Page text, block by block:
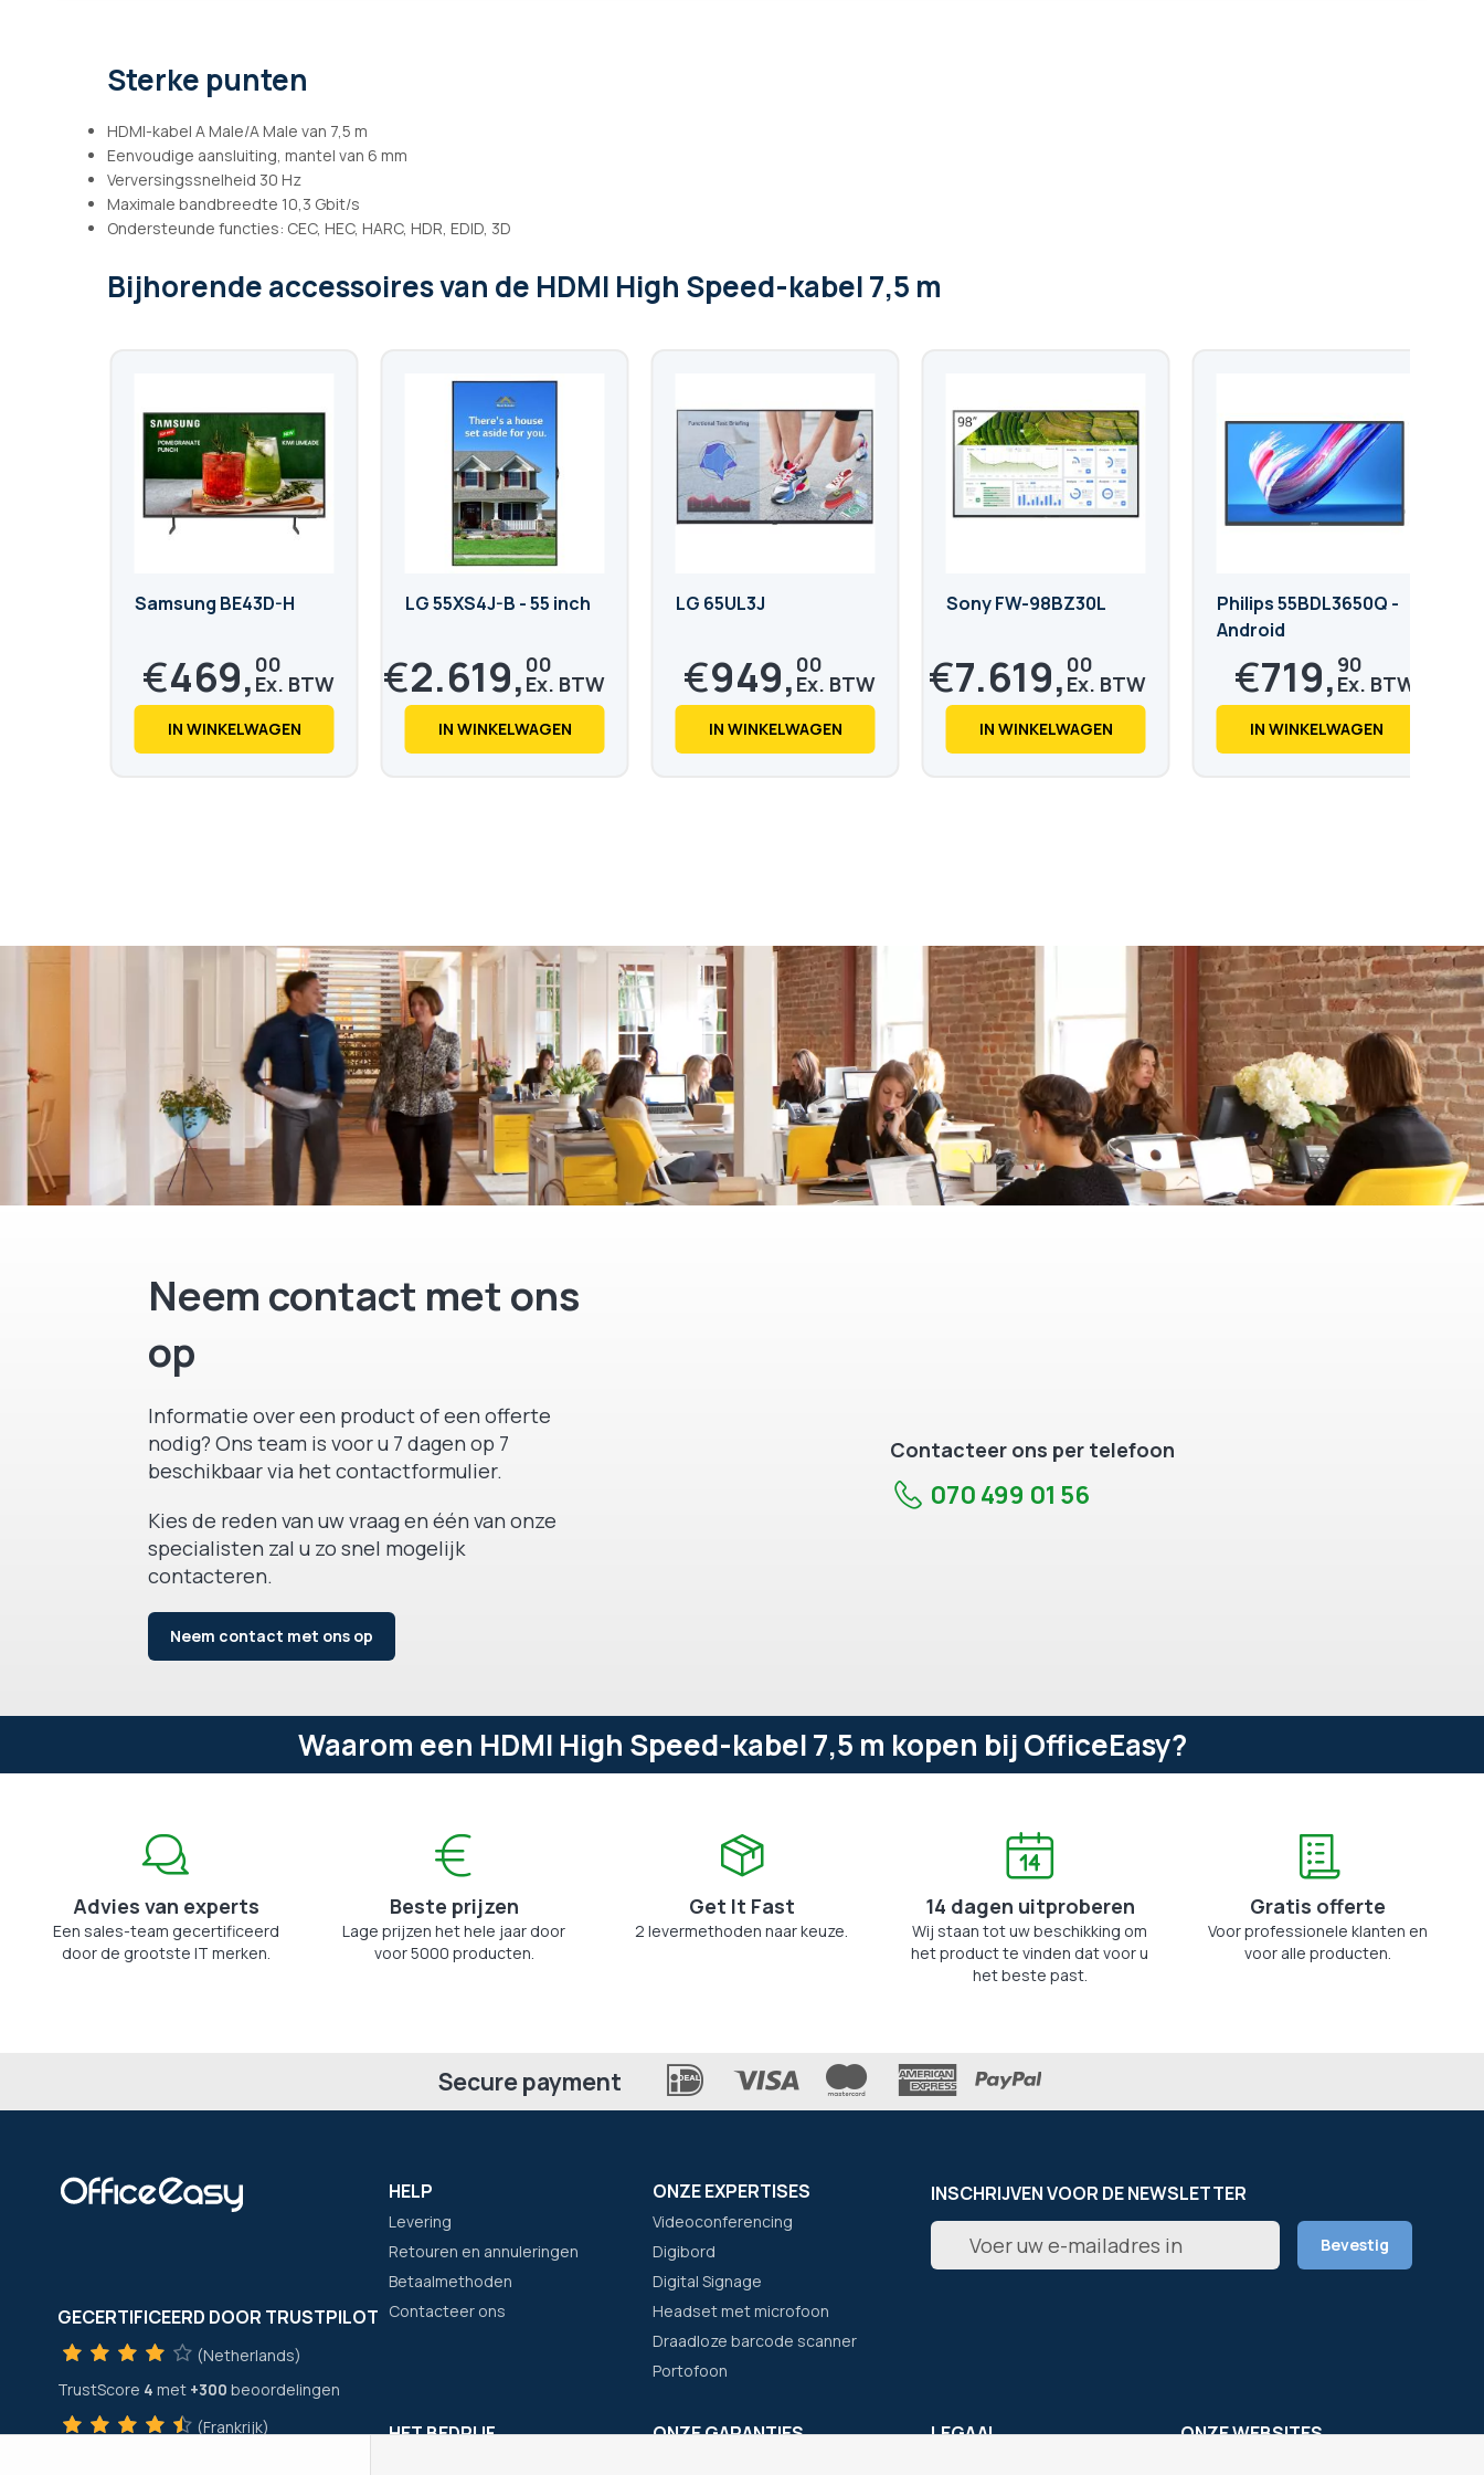
afbeeldingen-
Sterke punten
HDMI-kabel A Male/A Male van 7,5 m
Eenvoudige aansluiting, mantel van 6 mm
Verversingssnelheid 30 Hz
Maximale bandbreedte 10,3 Gbit/s
Ondersteunde functies: CEC, HEC, HARC, HDR, EDID, 3D
Bijhorende accessoiresvan de HDMI High Speed-kabel 7,5 m
Samsung BE43D-H
€469, 00
567,
IN WINKELWAGEN
LG 55XS4J-B - 55 inch
€2.619, 00
3.168,IN WINKELWAGEN
LG 65UL3J
€949, 00
1.148,
IN WINKELWAGEN
Sony FW-98BZ30L
€7.619, 00
9.218,IN WINKELWAGEN
Philips 55BDL3650Q -
Android
€719, 90
871,
IN WINKELWAGEN
Neem contact met ons
op
Informatie over een product of een offerte
nodig? Ons team is voor u 7 dagen op 7
beschikbaar via het contactformulier.
Kies de reden van uw vraag en één van onze
specialisten zal u zo snel mogelijk
contacteren.
Neem contact met ons op
Contacteer ons per telefoon
070 499 01 56
Waarom een HDMI High Speed-kabel 7,5 m kopen bij OfficeEasy?
Advies van experts
Een sales-team gecertificeerd
door de grootste IT merken.
Beste prijzen
Lage prijzen het hele jaar door
voor 5000 producten.
Get It Fast
2 levermethoden naar keuze.
14 dagen uitproberen
Wij staan tot uw beschikking om
het product te vinden dat voor u
het beste past.
Gratis offerte
Voor professionele klanten en
voor alle producten.
Secure payment
GECERTIFICEERD DOOR TRUSTPILOT
(Netherlands)
TrustScore 4 met +300 beoordelingen
(Frankrijk)
HELP
Levering
Retouren en annuleringen
Betaalmethoden
Contacteer ons
ONZE EXPERTISES
Videoconferencing
Digibord
Digital Signage
Headset met microfoon
Draadloze barcode scanner
Portofoon
HET BEDRIJF
INSCHRIJVEN VOOR DE NEWSLETTER
Abonneer
op
Bevestig
ONZE GARANTIES LEGAAL ONZE WEBSITES